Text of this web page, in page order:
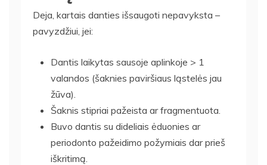
Deja, kartais danties išsaugoti nepavyksta –
pavyzdžiui, jei:
Dantis laikytas sausoje aplinkoje > 1
valandos (šaknies paviršiaus ląstelės jau
žūva).
Šaknis stipriai pažeista ar fragmentuota.
Buvo dantis su dideliais ėduonies ar
periodonto pažeidimo požymiais dar prieš
iškritimą.